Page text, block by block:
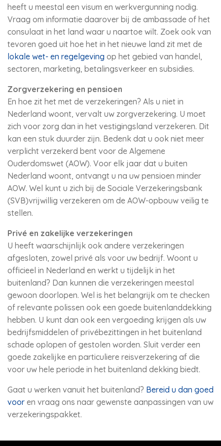
heeft u meestal een visum en werkvergunning nodig.
Vraag om informatie daarover bij de ambassade of het
consulaat in het land waar u naartoe wilt. Zoek ook van
tevoren goed uit hoe het in het nieuwe land zit met de
lokale wet- en regelgeving op het gebied van handel,
sectoren, marketing, betalingsverkeer en subsidies.
Zorgverzekering en pensioen
En hoe zit het met de verzekeringen? Als u niet in
Nederland woont, vervalt uw zorgverzekering. U moet
zich voor zorg dan in het vestigingsland verzekeren. Dit
kan een stuk duurder zijn. Bedenk dat u ook niet meer
verplicht verzekerd bent voor de Algemene
Ouderdomswet (AOW). Voor elk jaar dat u buiten
Nederland woont, ontvangt u na uw pensioen minder
AOW. Wel kunt u zich bij de Sociale Verzekeringsbank
(SVB)vrijwillig verzekeren om de AOW-opbouw veilig te
stellen.
Privé en zakelijke verzekeringen
U heeft waarschijnlijk ook andere verzekeringen
afgesloten, zowel privé als voor uw bedrijf. Woont u
officieel in Nederland en werkt u tijdelijk in het
buitenland? Dan kunnen die verzekeringen meestal
gewoon doorlopen. Wel is het belangrijk om te checken
of relevante polissen ook een goede buitenlanddekking
hebben. U kunt dan ook een vergoeding krijgen als uw
bedrijfsmiddelen of privébezittingen in het buitenland
schade oplopen of gestolen worden. Sluit verder een
goede zakelijke en particuliere reisverzekering af die
voor uw hele periode in het buitenland dekking biedt.
Gaat u werken vanuit het buitenland? Bereid u dan goed
voor en vraag ons naar gewenste aanpassingen van uw
verzekeringspakket.